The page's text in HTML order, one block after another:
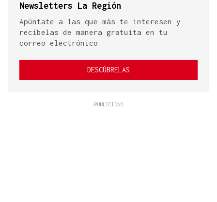
Newsletters La Región
Apúntate a las que más te interesen y
recíbelas de manera gratuita en tu
correo electrónico
DESCÚBRELAS